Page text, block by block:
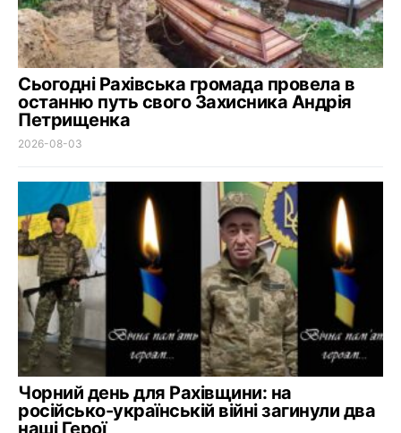
Сьогодні Рахівська громада провела в
останню путь свого Захисника Андрія
Петрищенка
2026-08-03
Чорний день для Рахівщини: на
російсько-українській війні загинули два
наші Герої